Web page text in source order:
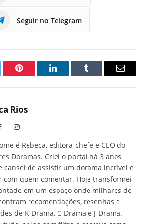
Seguir no Telegram
Pinterest LinkedInTumblr
E-
Rios
FacebookInstagram
é Rebeca, editora-chefe e CEO do
Doramas. Criei o portal há 3 anos
cansei de assistir um dorama incrível e
com quem comentar. Hoje transformei
em um espaço onde milhares de
recomendações, resenhas e
de K-Drama, C-Drama e J-Drama.